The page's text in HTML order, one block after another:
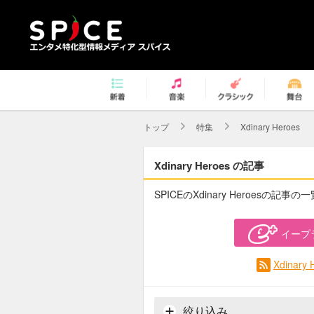
トップ 特集 Xdinary Heroes
Xdinary Heroes の記事
SPICEのXdinary Heroesの記事の一
イープ
Xdinary